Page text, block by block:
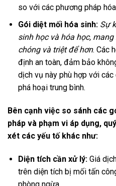
so với các phương pháp
Gói diệt mối hóa sinh: Sự
sinh học và hóa học,
chóng và triệt để hơn. Các
định an toàn, đảm bảo
dịch vụ này phù hợp với
phá hoại trung bình.
Bên cạnh việc so sánh các
pháp và phạm vi áp dụng,
xét các yếu tố khác như:
Diện tích cần xử lý:Giá
trên diện tích bị mối tấn